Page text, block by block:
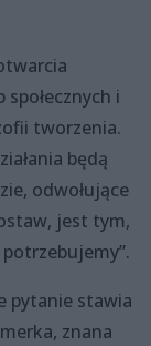
i
tworzenia.
będą
odwołujące
jest tym,
pytanie stawia
znana